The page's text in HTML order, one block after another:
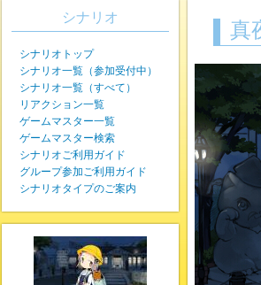
真
シナリオ
シナリオトップ
シナリオ一覧（参加受付中）
シナリオ一覧（すべて）
リアクション一覧
ゲームマスター一覧
ゲームマスター検索
シナリオご利用ガイド
グループ参加ご利用ガイド
シナリオタイプのご案内